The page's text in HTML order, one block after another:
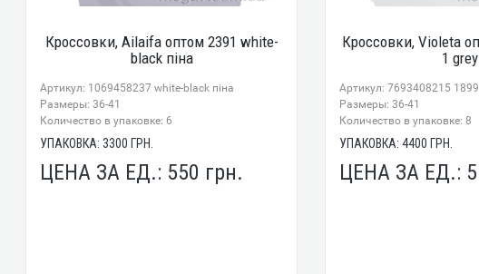
Кроссовки, Ailaifa оптом 2391 white-
black піна
Артикул: 1069458237 white-black піна
Размеры: 36-41
Количество в упаковке: 6
УПАКОВКА:3300 ГРН.
ЦЕНА ЗА ЕД.: 550 грн.
Кроссовки, Violeta
1 grey
Артикул: 7693408215
Размеры: 36-41
Количество в упаковке: 8
УПАКОВКА: 4400 ГРН.
ЦЕНА ЗА ЕД.: